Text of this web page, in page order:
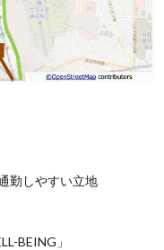
勤しやすい立地
BEING」